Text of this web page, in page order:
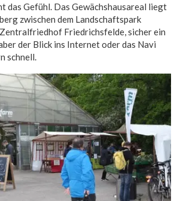
das Gefühl. Das Gewächshausareal liegt
zwischen dem Landschaftspark
Friedrichsfelde, sicher ein
der Blick ins Internet oder das Navi
schnell.